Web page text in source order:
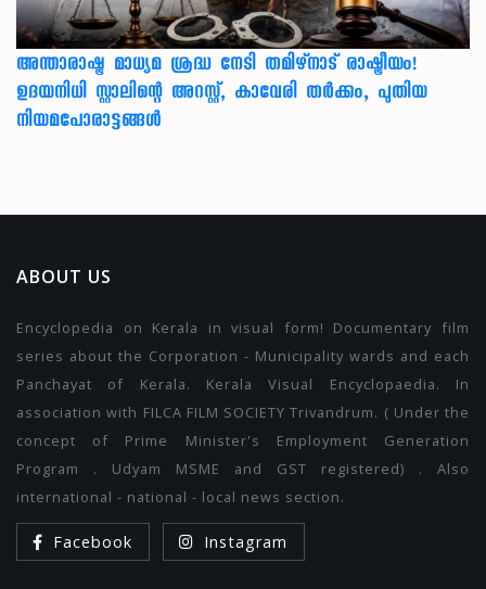
അന്താരാഷ്ട്ര മാധ്യമ ശ്രദ്ധ നേടി തമിഴ്‌നാട് രാഷ്ട്രീയം!
ഉദയനിധി സ്റ്റാലിന്റെ അറസ്റ്റ്, കാവേരി തർക്കം, പുതിയ
നിയമപോരാട്ടങ്ങൾ
ABOUT US
Encyclopedia on Kerala in visual form! Documentary film
series about the Corporation - Municipality wards and each
Panchayat of Kerala. Kerala Visual Encyclopaedia. In
association with FILCA FILM SOCIETY Trivandrum. ( Under the
concept of Prime Minister's Employment Generation
Program . Udyam MSME and GST registered) . Also
international - national - local news section.
Facebook Instagram